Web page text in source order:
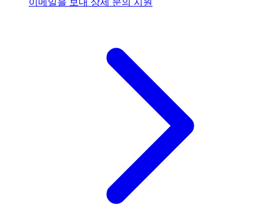
이메일을 보내 상세 문의 지원